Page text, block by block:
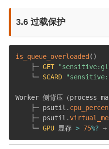
3.6 过载保护
is_queue_overloaded ( )
    ├─
GET
    └─
SCARD
Worker 侧背压（
    ├─ psutil
.
    ├─ psutil
.
    └─
GPU 显存 > 75%? →